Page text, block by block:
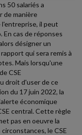
50 salariés a
de manière
il peut
En cas de réponses
désigner un
qui sera remis à
Mais lorsqu'une
CSE
droit d'user de ce
du 17 juin 2022, la
économique
central. Cette règle
pas en oeuvre la
le CSE